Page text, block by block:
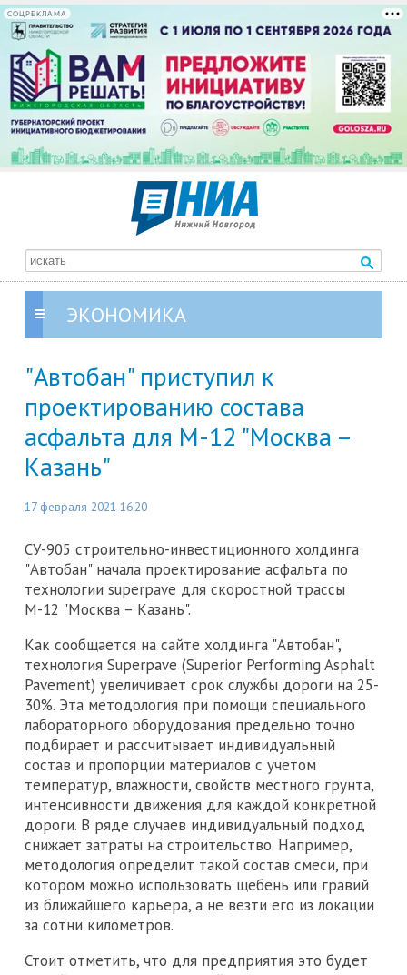
СОЦРЕКЛАМА
ЭКОНОМИКА
"Автобан" приступил к
проектированию состава
асфальта для М-12 "Москва –
Казань"
17 февраля 2021 16:20
СУ-905 строительно-инвестиционного холдинга
"Автобан" начала проектирование асфальта по
технологии superpave для скоростной трассы
М-12 "Москва – Казань".
Как сообщается на сайте холдинга "Автобан",
технология Superpave (Superior Performing Asphalt
Pavement) увеличивает срок службы дороги на 25-
30%. Эта методология при помощи специального
лабораторного оборудования предельно точно
подбирает и рассчитывает индивидуальный
состав и пропорции материалов с учетом
температур, влажности, свойств местного грунта,
интенсивности движения для каждой конкретной
дороги. В ряде случаев индивидуальный подход
снижает затраты на строительство. Например,
методология определит такой состав смеси, при
котором можно использовать щебень или гравий
из ближайшего карьера, а не везти его из локации
за сотни километров.
Стоит отметить, что для предприятия это будет